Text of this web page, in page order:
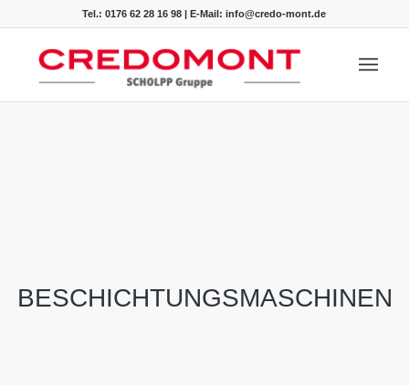
Tel.: 0176 62 28 16 98|E-Mail: info@credo-mont.de
BESCHICHTUNGSMASCHINEN